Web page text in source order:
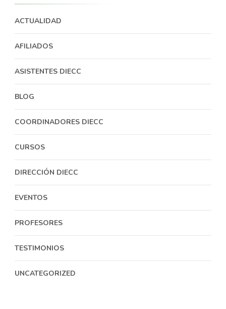
ACTUALIDAD
AFILIADOS
ASISTENTES DIECC
BLOG
COORDINADORES DIECC
CURSOS
DIRECCIÓN DIECC
EVENTOS
PROFESORES
TESTIMONIOS
UNCATEGORIZED